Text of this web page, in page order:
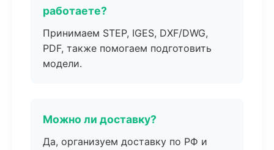
работаете?
Принимаем STEP, IGES, DXF/DWG,
PDF, также помогаем подготовить
модели.
Можно ли доставку?
Да, организуем доставку по РФ и